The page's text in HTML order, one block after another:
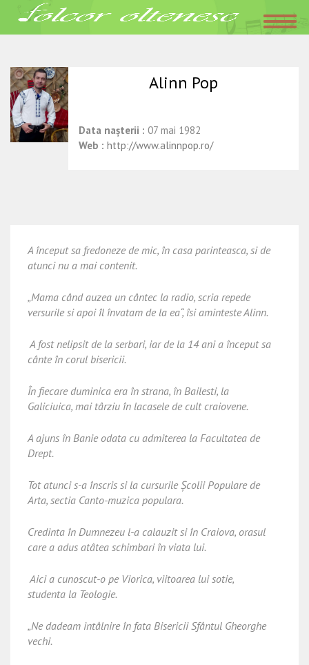
Acasa»Interpreti»Alinn Pop
Folclor Oltenesc
Alinn Pop
Data nașterii : 07 mai 1982
Web : http://www.alinnpop.ro/
A început sa fredoneze de mic, în casa parinteasca, si de
atunci nu a mai contenit.
„Mama când auzea un cântec la radio, scria repede
versurile si apoi îl învatam de la ea“, îsi aminteste Alinn.
A fost nelipsit de la serbari, iar de la 14 ani a început sa
cânte în corul bisericii.
În fiecare duminica era în strana, în Bailesti, la
Galiciuica, mai târziu în lacasele de cult craiovene.
A ajuns în Banie odata cu admiterea la Facultatea de
Drept.
Tot atunci s-a înscris si la cursurile Şcolii Populare de
Arta, sectia Canto-muzica populara.
Credinta în Dumnezeu l-a calauzit si în Craiova, orasul
care a adus atâtea schimbari în viata lui.
Aici a cunoscut-o pe Viorica, viitoarea lui sotie,
studenta la Teologie.
„Ne dadeam intâlnire în fata Bisericii Sfântul Gheorghe
vechi.